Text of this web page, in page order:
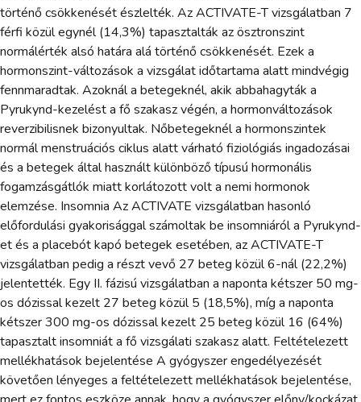
történő csökkenését észlelték. Az ACTIVATE-T vizsgálatban 7
férfi közül egynél (14,3%) tapasztalták az ösztronszint
normálérték alsó határa alá történő csökkenését. Ezek a
hormonszint-változások a vizsgálat időtartama alatt mindvégig
fennmaradtak. Azoknál a betegeknél, akik abbahagyták a
Pyrukynd-kezelést a fő szakasz végén, a hormonváltozások
reverzibilisnek bizonyultak. Nőbetegeknél a hormonszintek
normál menstruációs ciklus alatt várható fiziológiás ingadozásai
és a betegek által használt különböző típusú hormonális
fogamzásgátlók miatt korlátozott volt a nemi hormonok
elemzése. Insomnia Az ACTIVATE vizsgálatban hasonló
előfordulási gyakorisággal számoltak be insomniáról a Pyrukynd-
et és a placebót kapó betegek esetében, az ACTIVATE-T
vizsgálatban pedig a részt vevő 27 beteg közül 6-nál (22,2%)
jelentették. Egy II. fázisú vizsgálatban a naponta kétszer 50 mg-
os dózissal kezelt 27 beteg közül 5 (18,5%), míg a naponta
kétszer 300 mg-os dózissal kezelt 25 beteg közül 16 (64%)
tapasztalt insomniát a fő vizsgálati szakasz alatt. Feltételezett
mellékhatások bejelentése A gyógyszer engedélyezését
követően lényeges a feltételezett mellékhatások bejelentése,